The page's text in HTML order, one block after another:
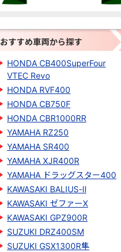
おすすめ車両から探す
HONDA CB400SuperFour
VTEC Revo
HONDA RVF400
HONDA CB750F
HONDA CBR1000RR
YAMAHA RZ250
YAMAHA SR400
YAMAHA XJR400R
YAMAHA ドラッグスター400
KAWASAKI BALIUS-Ⅱ
KAWASAKI ゼファーΧ
KAWASAKI GPZ900R
SUZUKI DRZ400SM
SUZUKI GSX1300R隼